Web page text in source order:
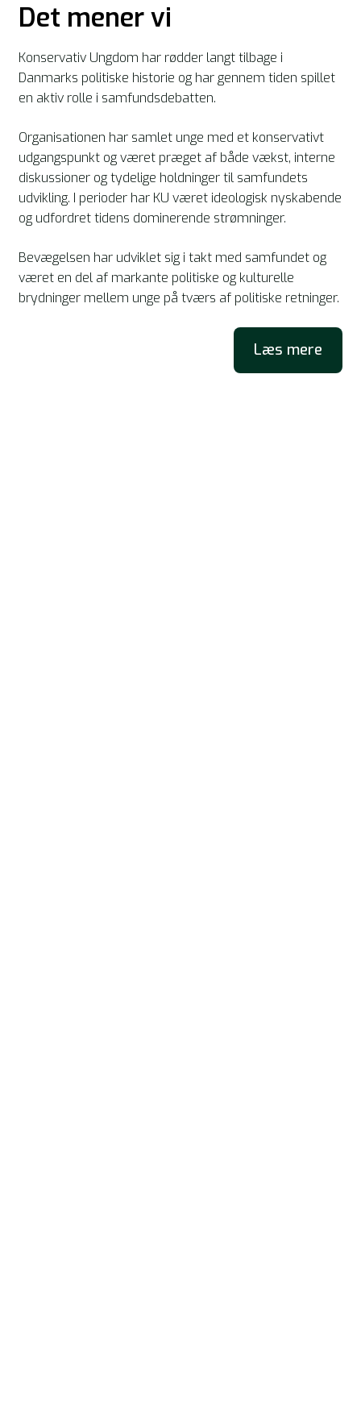
Det mener vi
Konservativ Ungdom har rødder langt tilbage i
Danmarks politiske historie og har gennem tiden spillet
en aktiv rolle i samfundsdebatten.
Organisationen har samlet unge med et konservativt
udgangspunkt og været præget af både vækst, interne
diskussioner og tydelige holdninger til samfundets
udvikling. I perioder har KU været ideologisk nyskabende
og udfordret tidens dominerende strømninger.
Bevægelsen har udviklet sig i takt med samfundet og
været en del af markante politiske og kulturelle
brydninger mellem unge på tværs af politiske retninger.
Læs mere